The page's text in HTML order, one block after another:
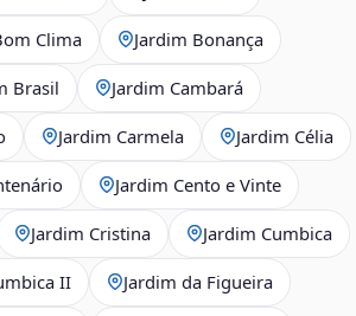
Clima Jardim Bonança
Brasil Jardim Cambará
Jardim Carmela Jardim Célia
Jardim Cento e Vinte
Jardim Cristina Jardim Cumbica
II Jardim da Figueira